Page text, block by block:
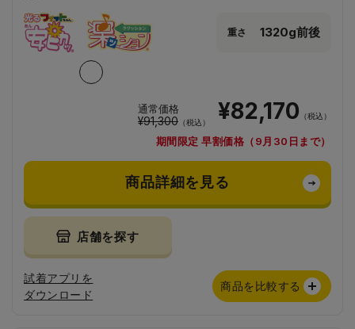
重さ 1320g前後
通常価格
¥91,300 （税込） ¥82,170 （税込）
期間限定 早割価格（9月30日まで）
商品詳細を見る
店舗を探す
試着アプリを
ダウンロード
商品を比較する